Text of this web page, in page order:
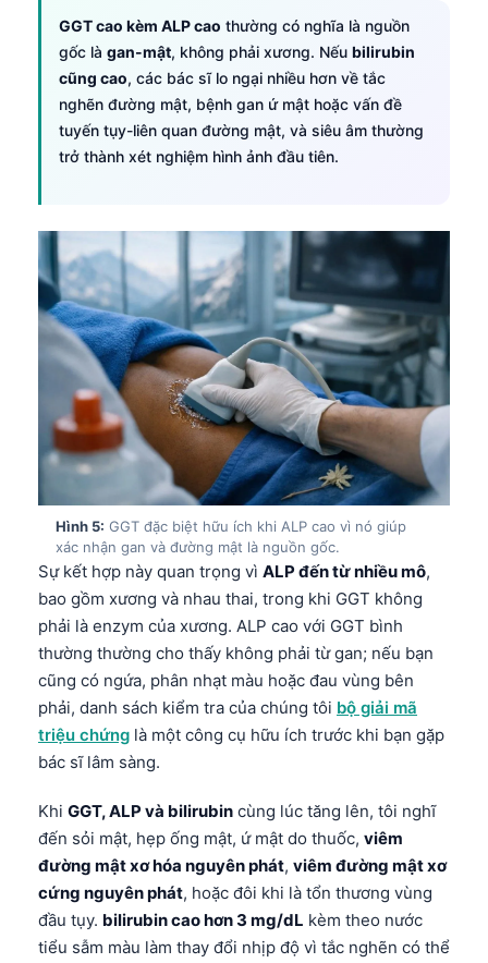
GGT cao kèm ALP cao thường có nghĩa là nguồn
gốc là gan-mật, không phải xương. Nếu bilirubin
cũng cao, các bác sĩ lo ngại nhiều hơn về tắc
nghẽn đường mật, bệnh gan ứ mật hoặc vấn đề
tuyến tụy-liên quan đường mật, và siêu âm thường
trở thành xét nghiệm hình ảnh đầu tiên.
Hình 5: GGT đặc biệt hữu ích khi ALP cao vì nó giúp
xác nhận gan và đường mật là nguồn gốc.
Sự kết hợp này quan trọng vì ALP đến từ nhiều mô,
bao gồm xương và nhau thai, trong khi GGT không
phải là enzym của xương. ALP cao với GGT bình
thường thường cho thấy không phải từ gan; nếu bạn
cũng có ngứa, phân nhạt màu hoặc đau vùng bên
phải, danh sách kiểm tra của chúng tôi bộ giải mã
triệu chứng là một công cụ hữu ích trước khi bạn gặp
bác sĩ lâm sàng.
Khi GGT, ALP và bilirubin cùng lúc tăng lên, tôi nghĩ
đến sỏi mật, hẹp ống mật, ứ mật do thuốc, viêm
đường mật xơ hóa nguyên phát, viêm đường mật xơ
cứng nguyên phát, hoặc đôi khi là tổn thương vùng
đầu tụy. bilirubin cao hơn 3 mg/dL kèm theo nước
tiểu sẫm màu làm thay đổi nhịp độ vì tắc nghẽn có thể
Norsk bokmål